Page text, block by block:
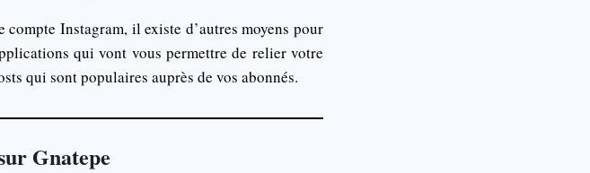
Instagram, il existe d’autres moyens pour
qui vont vous permettre de relier votre
qui sont populaires auprès de vos abonnés.
Gnatepe